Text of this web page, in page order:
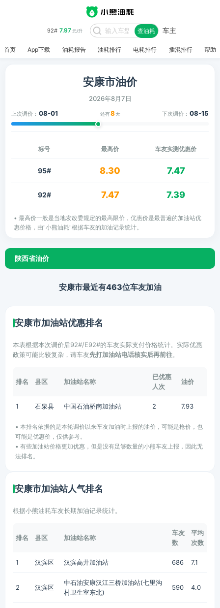
92# 7.97元/升 查油耗 车主
首页 App下载 油耗报告 油耗排行 电耗排行 插混排行 帮助
安康市油价
2026年8月7日
上次调价： 08-01 还有8 天 下次调价： 08-15
标号 最高价 车友实测优惠价
95# 8.30 7.47
92# 7.47 7.39
• 最高价一般是当地发改委规定的最高限价，优惠价是最普遍的加油站优
惠价格，由"小熊油耗"根据车友的加油记录统计。
陕西省油价
安康市最近有463位车友加油
安康市加油站优惠排名
本表根据本次调价后92#/E92#的车友实际支付价格统计。实际优惠
政策可能比较复杂，请车友先打加油站电话核实后再前往。
排名 县区 加油站名称
已优惠
人次
油价
1 石泉县 中国石油桥南加油站 2 7.93
• 本排名依据的是本轮调价以来车友加油时上报的油价，可能是枪价，也
可能是优惠价，仅供参考。
• 有些加油站价格更加优惠，但是没有足够数量的小熊车友上报，因此无
法排名。
安康市加油站人气排名
根据小熊油耗车友长期加油记录统计。
排名 县区 加油站名称
车友
数
平均
次数
1 汉滨区 汉滨高井加油站 686 7.1
2 汉滨区
中石油安康汉江三桥加油站(七里沟
村卫生室东北)
590 4.0